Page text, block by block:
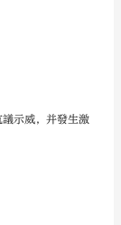
示威，并發生激